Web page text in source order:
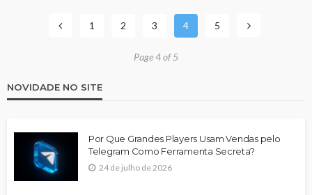
1 2 3 4 5
Page 4 of 5
NOVIDADE NO SITE
Por Que Grandes Players Usam Vendas pelo
Telegram Como Ferramenta Secreta?
24 de julho de 2026